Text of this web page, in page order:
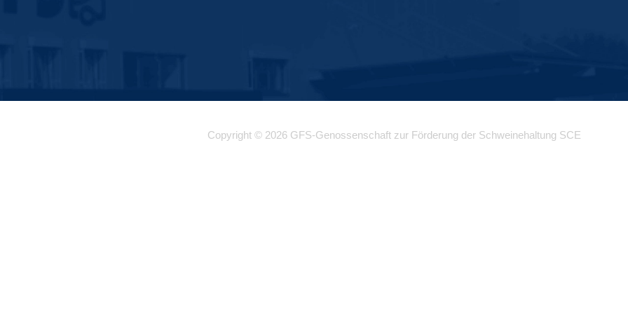
Copyright © 2026 GFS-Genossenschaft zur Förderung der Schweinehaltung SCE